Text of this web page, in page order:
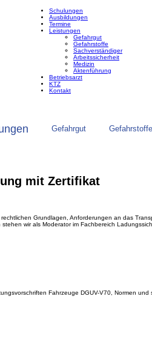
Schulungen
Ausbildungen
Termine
Leistungen
Gefahrgut
Gefahrstoffe
Sachverständiger
Arbeitssicherheit
Medizin
Aktenführung
Betriebsarzt
KTZ
Kontakt
Gefahrgut Gefahrstoffe
mit Zertifikat
Grundlagen, Anforderungen an das
wir als Moderator im Fachbereich
Fahrzeuge DGUV-V70, Normen